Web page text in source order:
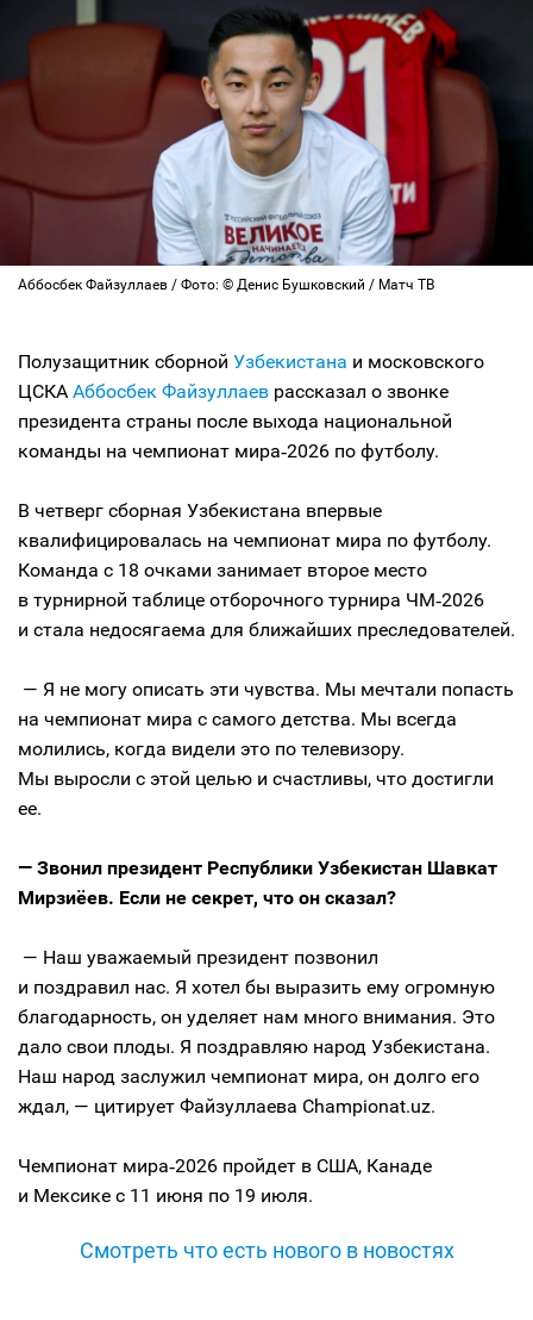
Аббосбек Файзуллаев / Фото: © Денис Бушковский / Матч ТВ
Полузащитник сборной Узбекистана и московского
ЦСКА Аббосбек Файзуллаев рассказал о звонке
президента страны после выхода национальной
команды на чемпионат мира‑2026 по футболу.
В четверг сборная Узбекистана впервые
квалифицировалась на чемпионат мира по футболу.
Команда с 18 очками занимает второе место
в турнирной таблице отборочного турнира ЧМ‑2026
и стала недосягаема для ближайших преследователей.
— Я не могу описать эти чувства. Мы мечтали попасть
на чемпионат мира с самого детства. Мы всегда
молились, когда видели это по телевизору.
Мы выросли с этой целью и счастливы, что достигли
ее.
— Звонил президент Республики Узбекистан Шавкат
Мирзиёев. Если не секрет, что он сказал?
— Наш уважаемый президент позвонил
и поздравил нас. Я хотел бы выразить ему огромную
благодарность, он уделяет нам много внимания. Это
дало свои плоды. Я поздравляю народ Узбекистана.
Наш народ заслужил чемпионат мира, он долго его
ждал, — цитирует Файзуллаева Championat.uz.
Чемпионат мира‑2026 пройдет в США, Канаде
и Мексике с 11 июня по 19 июля.
Смотреть что есть нового в новостях